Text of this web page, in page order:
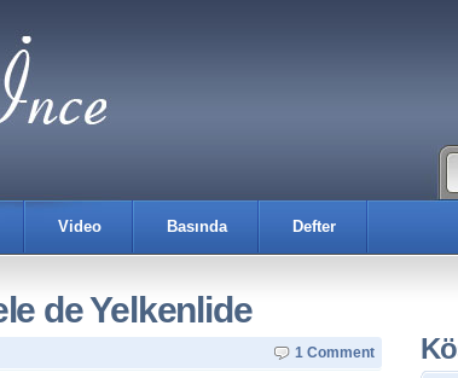
Video Basında Defter
de Yelkenlide
1 Comment